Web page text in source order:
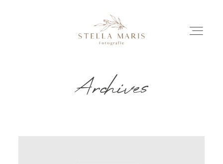
EINBLICKE
Archives